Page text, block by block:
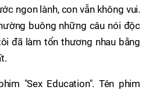
ngon lành, con vẫn không vui.
buông những câu nói độc
đã làm tổn thương nhau bằng
"Sex Education". Tên phim